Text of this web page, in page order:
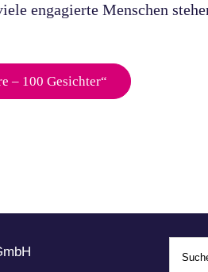
engagierte Menschen
– 100 Gesichter“
Suche